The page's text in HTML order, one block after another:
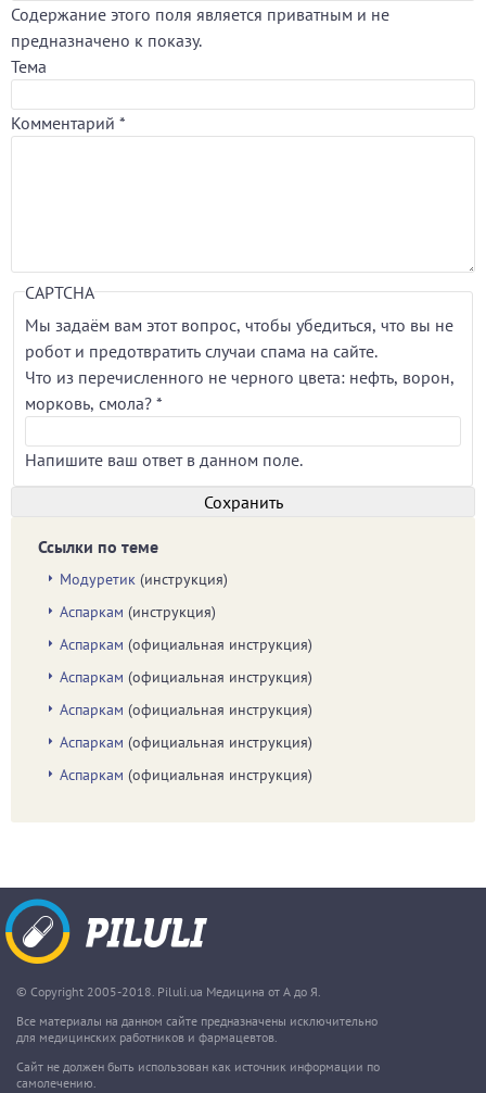
Содержание этого поля является приватным и не
предназначено к показу.
Тема
Комментарий *
CAPTCHA
Мы задаём вам этот вопрос, чтобы убедиться, что вы не
робот и предотвратить случаи спама на сайте.
Что из перечисленного не черного цвета: нефть, ворон,
морковь, смола? *
Напишите ваш ответ в данном поле.
Ссылки по теме
Модуретик (инструкция)
Аспаркам (инструкция)
Аспаркам (официальная инструкция)
Аспаркам (официальная инструкция)
Аспаркам (официальная инструкция)
Аспаркам (официальная инструкция)
Аспаркам (официальная инструкция)
© Copyright 2005-2018. Piluli.ua Медицина от А до Я.
Все материалы на данном сайте предназначены исключительно
для медицинских работников и фармацевтов.
Сайт не должен быть использован как источник информации по
самолечению.